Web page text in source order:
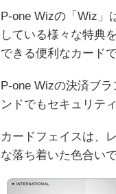
P-one Wizの「Wiz」
している様々な特典
できる便利なカードで
P-one Wizの決済ブ
ンドでもセキュリテ
カードフェイスは、
な落ち着いた色合いで